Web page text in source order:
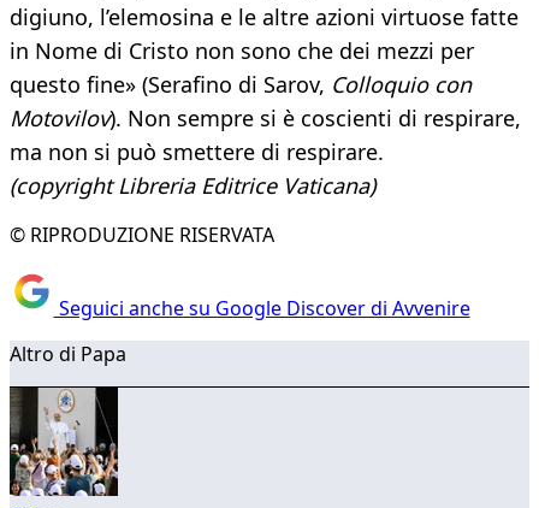
digiuno, l’elemosina e le altre azioni virtuose fatte
in Nome di Cristo non sono che dei mezzi per
questo fine» (Serafino di Sarov, Colloquio con
Motovilov). Non sempre si è coscienti di respirare,
ma non si può smettere di respirare.
(copyright Libreria Editrice Vaticana)
© RIPRODUZIONE RISERVATA
Seguici anche su Google Discover di Avvenire
Altro di Papa